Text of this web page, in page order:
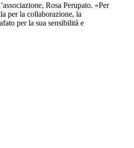
Rosa Perupato. «Per
per la collaborazione, la
per la sua sensibilità e